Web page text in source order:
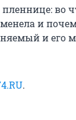
во
и
и его
.